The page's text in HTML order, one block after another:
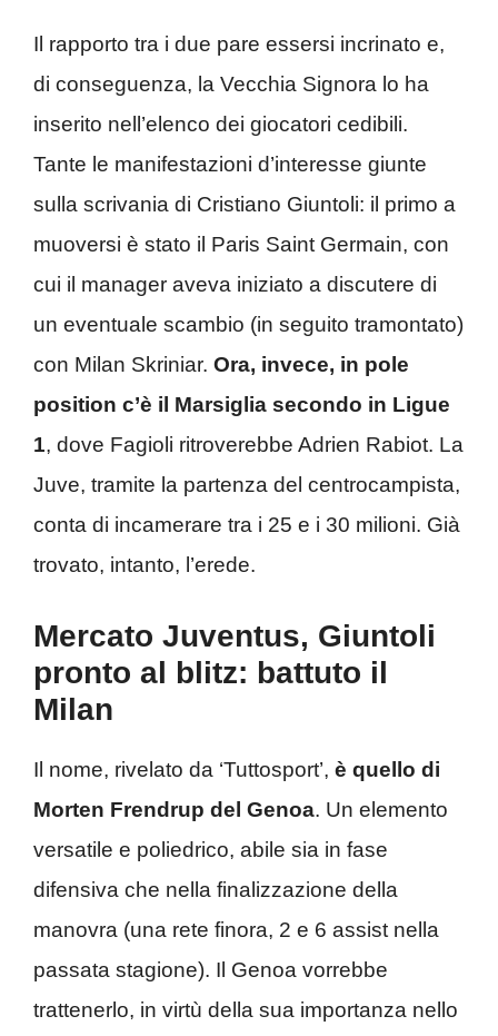
Il rapporto tra i due pare essersi incrinato e,
di conseguenza, la Vecchia Signora lo ha
inserito nell’elenco dei giocatori cedibili.
Tante le manifestazioni d’interesse giunte
sulla scrivania di Cristiano Giuntoli: il primo a
muoversi è stato il Paris Saint Germain, con
cui il manager aveva iniziato a discutere di
un eventuale scambio (in seguito tramontato)
con Milan Skriniar. Ora, invece, in pole
position c’è il Marsiglia secondo in Ligue
1, dove Fagioli ritroverebbe Adrien Rabiot. La
Juve, tramite la partenza del centrocampista,
conta di incamerare tra i 25 e i 30 milioni. Già
trovato, intanto, l’erede.
Mercato Juventus, Giuntoli
pronto al blitz: battuto il
Milan
Il nome, rivelato da ‘Tuttosport’, è quello di
Morten Frendrup del Genoa. Un elemento
versatile e poliedrico, abile sia in fase
difensiva che nella finalizzazione della
manovra (una rete finora, 2 e 6 assist nella
passata stagione). Il Genoa vorrebbe
trattenerlo, in virtù della sua importanza nello